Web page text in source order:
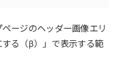
ージのヘッダー画像エリ
る（β）」で表示する範